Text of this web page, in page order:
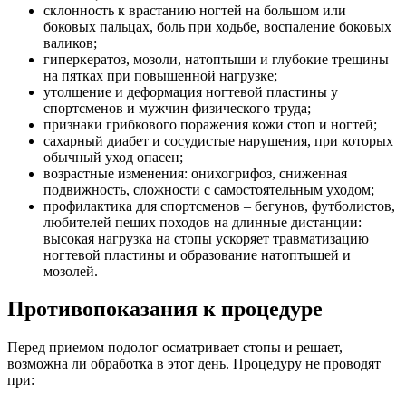
склонность к врастанию ногтей на большом или
боковых пальцах, боль при ходьбе, воспаление боковых
валиков;
гиперкератоз, мозоли, натоптыши и глубокие трещины
на пятках при повышенной нагрузке;
утолщение и деформация ногтевой пластины у
спортсменов и мужчин физического труда;
признаки грибкового поражения кожи стоп и ногтей;
сахарный диабет и сосудистые нарушения, при которых
обычный уход опасен;
возрастные изменения: онихогрифоз, сниженная
подвижность, сложности с самостоятельным уходом;
профилактика для спортсменов – бегунов, футболистов,
любителей пеших походов на длинные дистанции:
высокая нагрузка на стопы ускоряет травматизацию
ногтевой пластины и образование натоптышей и
мозолей.
Противопоказания к процедуре
Перед приемом подолог осматривает стопы и решает,
возможна ли обработка в этот день. Процедуру не проводят
при: